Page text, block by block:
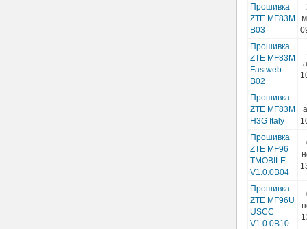
Прошивка
ZTE MF83M
B03
Прошивка
ZTE MF83M
Fastweb
B02
Прошивка
ZTE MF83M
H3G Italy
Прошивка
ZTE MF96
TMOBILE
V1.0.0B04
Прошивка
ZTE MF96U
USCC
V1.0.0B10